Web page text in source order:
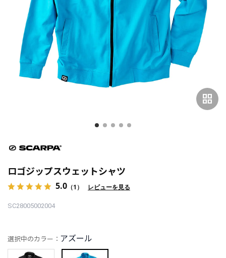
grid_view
ロゴジップスウェットシャツ
5.0 （1） レビューを見る
SC28005002004
選択中のカラー： アズール